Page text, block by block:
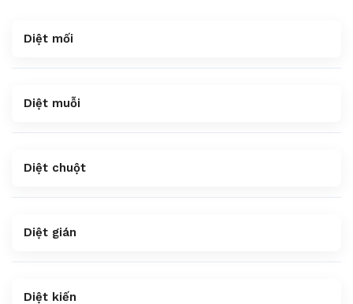
Diệt mối
Diệt muỗi
Diệt chuột
Diệt gián
Diệt kiến